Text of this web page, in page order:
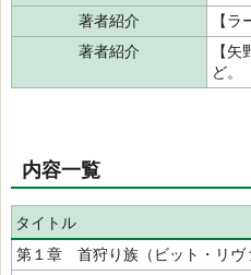
著者紹介
【
著者紹介
【
ど。
内容一覧
タイトル
第１章 首狩り族（ビット・リヴ